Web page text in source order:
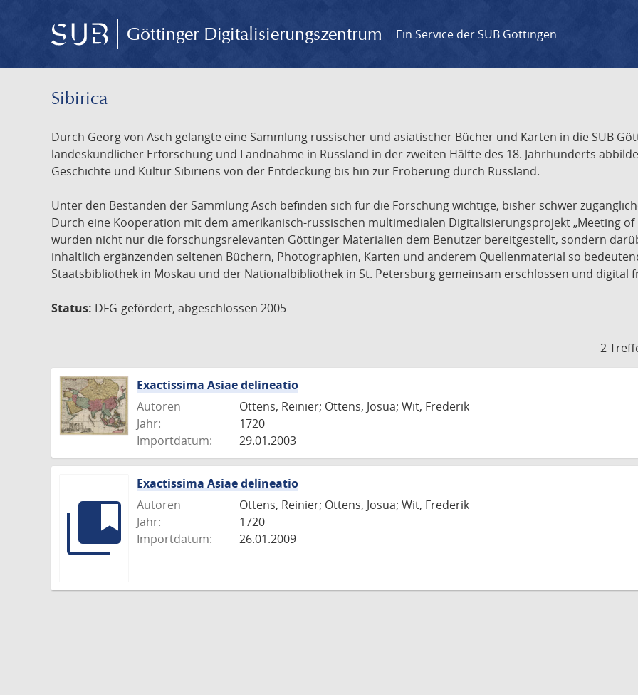
Göttinger Digitalisierungszentrum Ein Service der SUB Göttingen
Sibirica
Durch Georg von Asch gelangte eine Sammlung russischer und asiatischer Bücher und Karten in die SUB
landeskundlicher Erforschung und Landnahme in Russland in der zweiten Hälfte des 18. Jahrhunderts
Geschichte und Kultur Sibiriens von der Entdeckung bis hin zur Eroberung durch Russland.
Unter den Beständen der Sammlung Asch befinden sich für die Forschung wichtige, bisher schwer
Durch eine Kooperation mit dem amerikanisch-russischen multimedialen Digitalisierungsprojekt „Meeting
wurden nicht nur die forschungsrelevanten Göttinger Materialien dem Benutzer bereitgestellt, sondern
inhaltlich ergänzenden seltenen Büchern, Photographien, Karten und anderem Quellenmaterial so
Staatsbibliothek in Moskau und der Nationalbibliothek in St. Petersburg gemeinsam erschlossen und digital
Status: DFG-gefördert, abgeschlossen 2005
2
Exactissima Asiae delineatio
Autoren
Ottens, Reinier; Ottens, Josua; Wit, Frederik
Jahr:
1720
Importdatum:
29.01.2003
Exactissima Asiae delineatio
Autoren
Ottens, Reinier; Ottens, Josua; Wit, Frederik
Jahr:
1720
Importdatum:
26.01.2009